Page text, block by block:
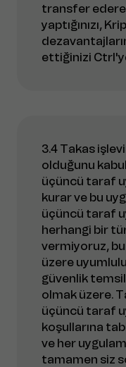
transfer
yaptığınızı,
ettiğinizi
3.4 Takas
olduğunu
üçüncü taraf
kurar ve bu
üçüncü taraf
herhangi bir
vermiyoruz,
üzere
güvenlik
olmak üzere.
üçüncü taraf
koşullarına
ve her
tamamen siz